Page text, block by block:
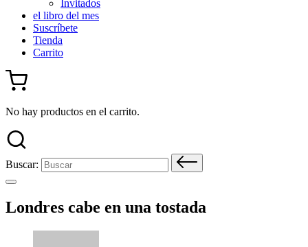
Invitados
el libro del mes
Suscríbete
Tienda
Carrito
No hay productos en el carrito.
Buscar:
Londres cabe en una tostada